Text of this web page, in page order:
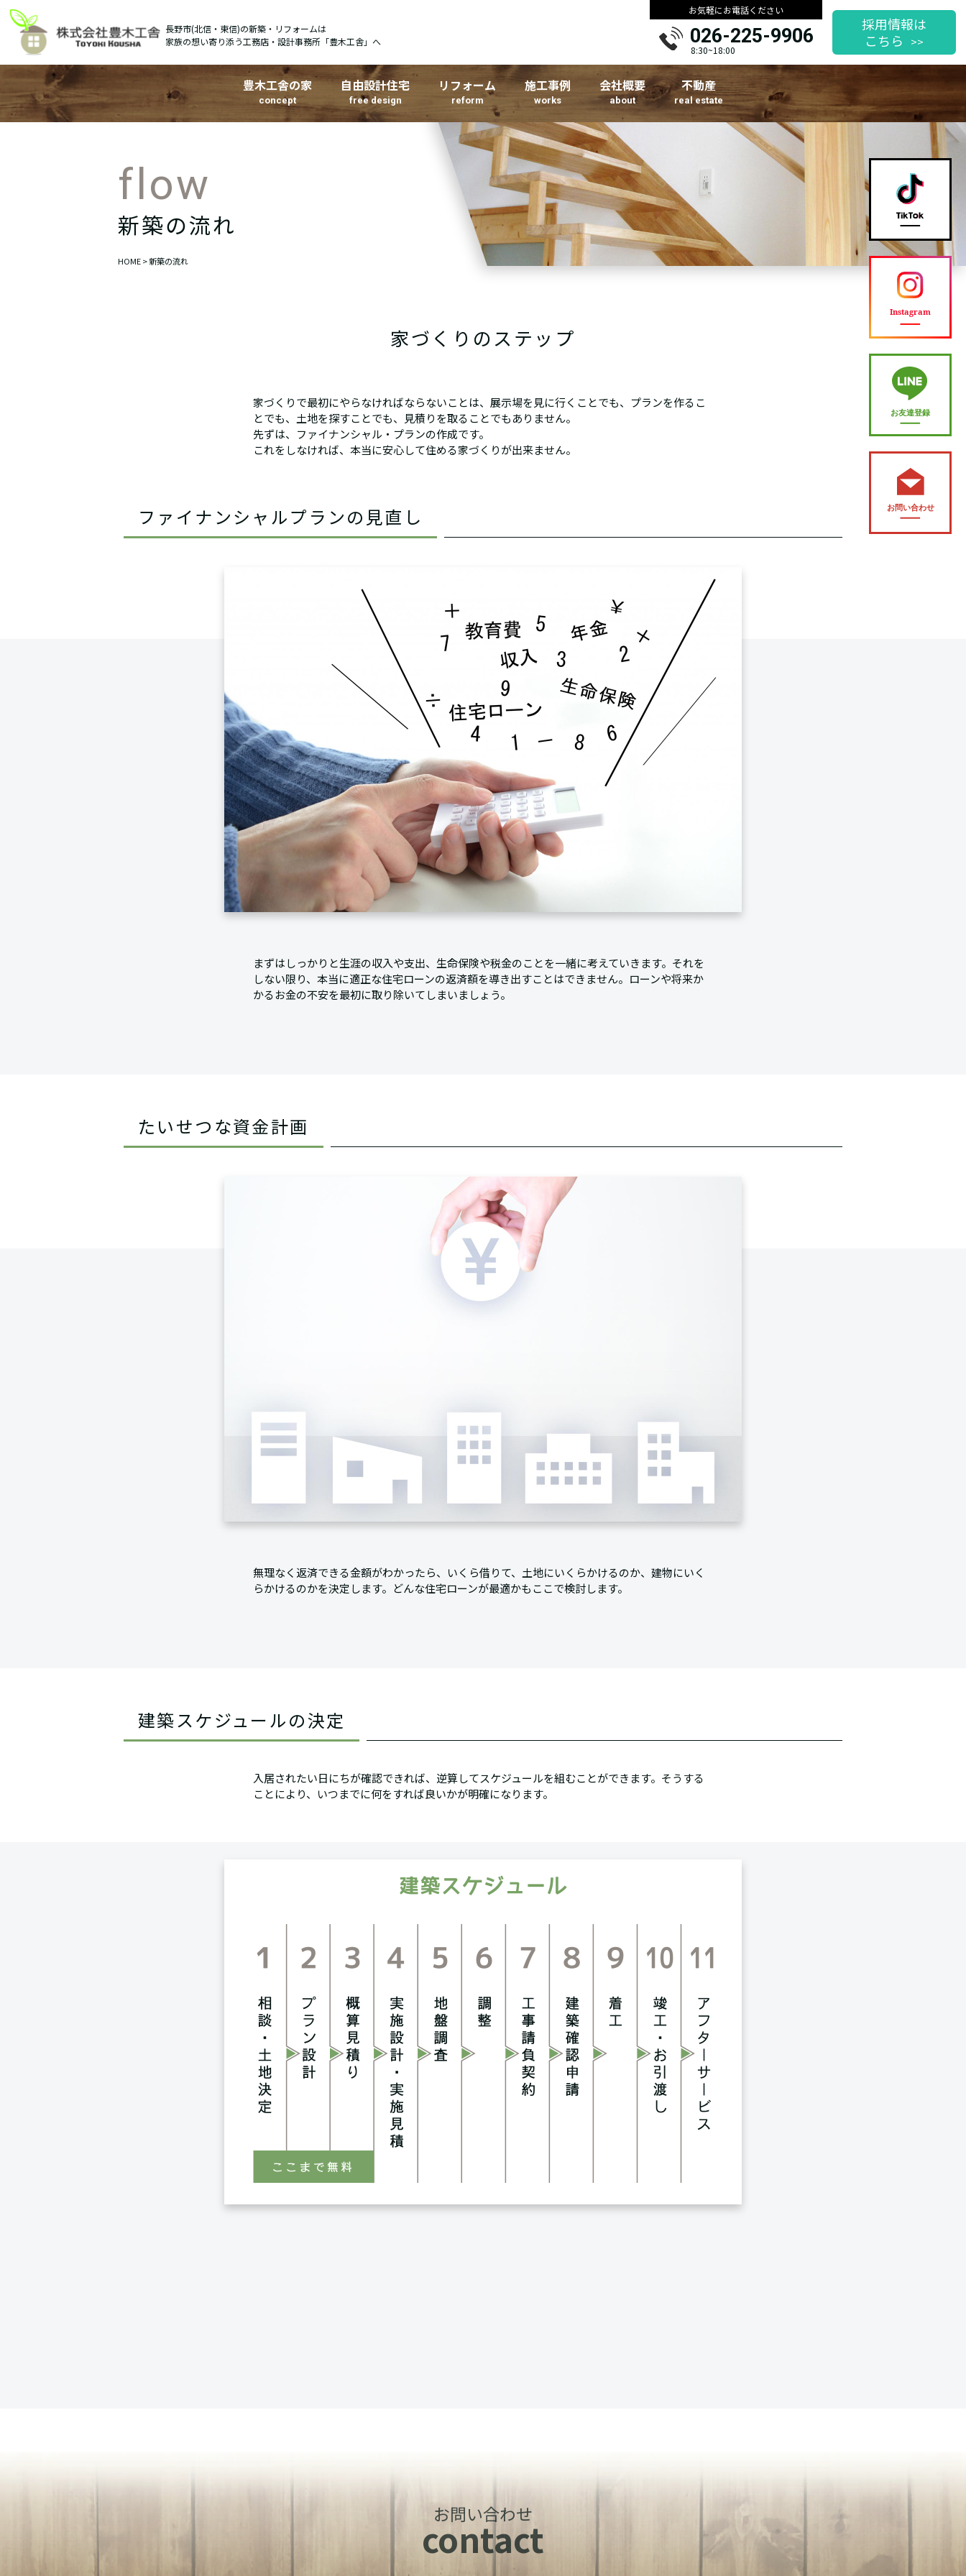
長野市(北信・東信)の新築・リフォームは
家族の想い寄り添う工務店・設計事務所「豊木工舎」へ
お気軽にお電話ください
026-225-9906
8:30~18:00
採用情報は
こちら
豊木工舎の家
concept
自由設計住宅
free design
リフォーム
reform
施工事例
works
会社概要
about
不動産
real estate
新築の流れ
HOME> 新築の流れ
家づくりのステップ
家づくりで最初にやらなければならないことは、展示場を見に行くことでも、プランを作るこ
とでも、土地を探すことでも、見積りを取ることでもありません。
先ずは、ファイナンシャル・プランの作成です。
これをしなければ、本当に安心して住める家づくりが出来ません。
ファイナンシャルプランの見直し
まずはしっかりと生涯の収入や支出、生命保険や税金のことを一緒に考えていきます。それを
しない限り、本当に適正な住宅ローンの返済額を導き出すことはできません。ローンや将来か
かるお金の不安を最初に取り除いてしまいましょう。
たいせつな資金計画
無理なく返済できる金額がわかったら、いくら借りて、土地にいくらかけるのか、建物にいく
らかけるのかを決定します。どんな住宅ローンが最適かもここで検討します。
建築スケジュールの決定
入居されたい日にちが確認できれば、逆算してスケジュールを組むことができます。そうする
ことにより、いつまでに何をすれば良いかが明確になります。
お問い合わせ